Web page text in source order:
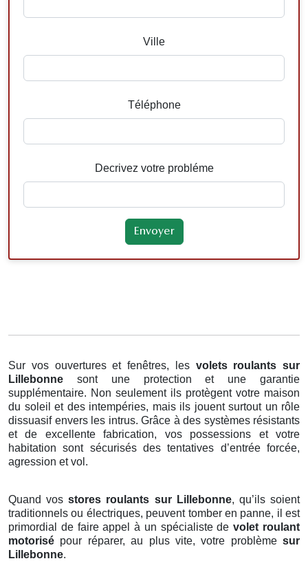
Ville
Téléphone
Decrivez votre probléme
Sur vos ouvertures et fenêtres, les volets roulants sur
Lillebonne sont une protection et une garantie
supplémentaire. Non seulement ils protègent votre maison
du soleil et des intempéries, mais ils jouent surtout un rôle
dissuasif envers les intrus. Grâce à des systèmes résistants
et de excellente fabrication, vos possessions et votre
habitation sont sécurisés des tentatives d’entrée forcée,
agression et vol.
Quand vosstores roulants sur Lillebonne, qu’ils soient
traditionnels ou électriques, peuvent tomber en panne, il est
primordial de faire appel à un spécialiste devolet roulant
motorisé pour réparer, au plus vite, votre problème sur
Lillebonne.